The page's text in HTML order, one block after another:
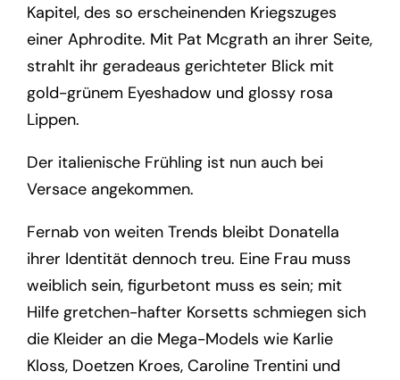
Kapitel, des so erscheinenden Kriegszuges
einer Aphrodite. Mit Pat Mcgrath an ihrer Seite,
strahlt ihr geradeaus gerichteter Blick mit
gold-grünem Eyeshadow und glossy rosa
Lippen.
Der italienische Frühling ist nun auch bei
Versace angekommen.
Fernab von weiten Trends bleibt Donatella
ihrer Identität dennoch treu. Eine Frau muss
weiblich sein, figurbetont muss es sein; mit
Hilfe gretchen-hafter Korsetts schmiegen sich
die Kleider an die Mega-Models wie Karlie
Kloss, Doetzen Kroes, Caroline Trentini und